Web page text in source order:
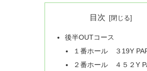
目次
後半OUTコース
１番ホール ３19Y
２番ホール ４５２Y